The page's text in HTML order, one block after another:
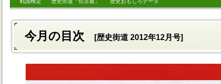
今月の目次 [歴史街道 2012年12月号]